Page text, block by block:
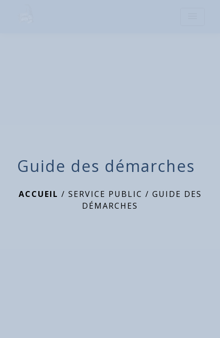
Guide des démarches
ACCUEIL / SERVICE PUBLIC / GUIDE DES
DÉMARCHES